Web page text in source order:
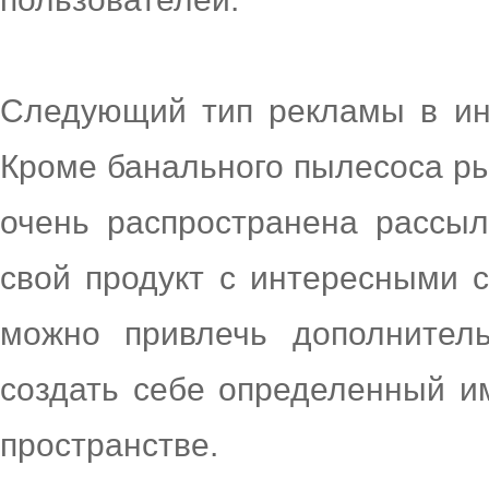
Следующий тип рекламы в
Кроме банального пылесоса
очень распространена
свой продукт с интересными
можно привлечь
создать себе определенный
пространстве.